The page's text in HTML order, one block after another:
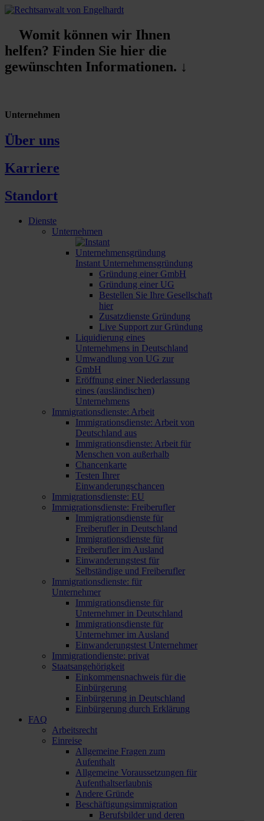
Womit können wir Ihnen
helfen? Finden Sie hier die
gewünschten Informationen. ↓
Unternehmen
Über uns
Karriere
Standort
Dienste
Unternehmen
Instant Unternehmensgründung
Gründung einer GmbH
Gründung einer UG
Bestellen Sie Ihre Gesellschaft
hier
Zusatzdienste Gründung
Live Support zur Gründung
Liquidierung eines
Unternehmens in Deutschland
Umwandlung von UG zur
GmbH
Eröffnung einer Niederlassung
eines (ausländischen)
Unternehmens
Immigrationsdienste: Arbeit
Immigrationsdienste: Arbeit von
Deutschland aus
Immigrationsdienste: Arbeit für
Menschen von außerhalb
Chancenkarte
Testen Ihrer
Einwanderungschancen
Immigrationsdienste: EU
Immigrationsdienste: Freiberufler
Immigrationsdienste für
Freiberufler in Deutschland
Immigrationsdienste für
Freiberufler im Ausland
Einwanderungstest für
Selbständige und Freiberufler
Immigrationsdienste: für
Unternehmer
Immigrationsdienste für
Unternehmer in Deutschland
Immigrationsdienste für
Unternehmer im Ausland
Einwanderungstest Unternehmer
Immigrationdienste: privat
Staatsangehörigkeit
Einkommensnachweis für die
Einbürgerung
Einbürgerung in Deutschland
Einbürgerung durch Erklärung
FAQ
Arbeitsrecht
Einreise
Allgemeine Fragen zum
Aufenthalt
Allgemeine Voraussetzungen für
Aufenthaltserlaubnis
Andere Gründe
Beschäftigungsimmigration
Berufsbilder und deren